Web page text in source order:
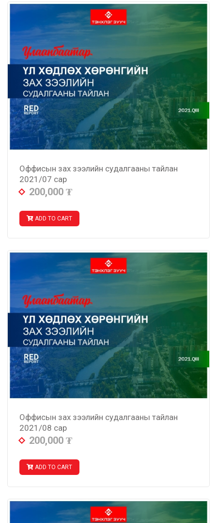
Оффисын зах зээлийн судалгааны тайлан
2021/07 сар
200,000 ₮
ADD TO CART
Оффисын зах зээлийн судалгааны тайлан
2021/08 сар
200,000 ₮
ADD TO CART